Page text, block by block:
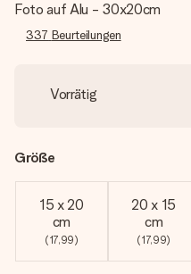
Foto auf Alu - 30x20cm
337 Beurteilungen
Vorrätig
Größe
15 x 20
cm
(17,99)
20 x 15
cm
(17,99)